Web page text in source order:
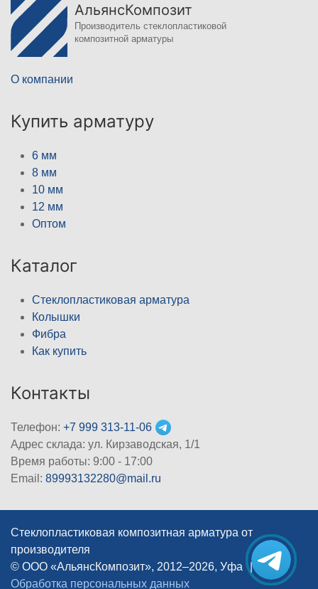
АльянсКомпозит
Производитель стеклопластиковой
композитной арматуры
О компании
Купить арматуру
6 мм
8 мм
10 мм
12 мм
Оптом
Каталог
Стеклопластиковая арматура
Колышки
Фибра
Как купить
Контакты
Телефон: +7 999 313-11-06
Адрес склада: ул. Кирзаводская, 1/1
Время работы: 9:00 - 17:00
Email: 89993132280@mail.ru
Стеклопластиковая композитная арматура от
производителя
© ООО «АльянсКомпозит», 2012–2026, Уфа
|
Обработка персональных данных